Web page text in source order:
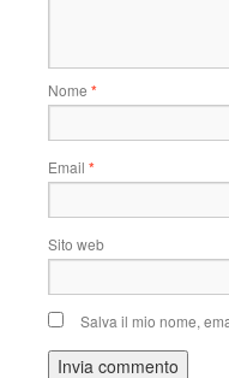
Nome *
Email *
Sito web
Salva il mio nome,